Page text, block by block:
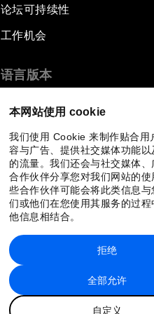
本网站使用 cookie
我们使用 Cookie 来制作贴合用
容与广告、提供社交媒体功能以
的流量。我们还会与社交媒体、
合作伙伴分享您对我们网站的使
些合作伙伴可能会将此类信息与
们或他们在您使用其服务的过程
他信息相结合。
全部允许
自定义
拒绝
论坛可持续性
工作机会
语言版本